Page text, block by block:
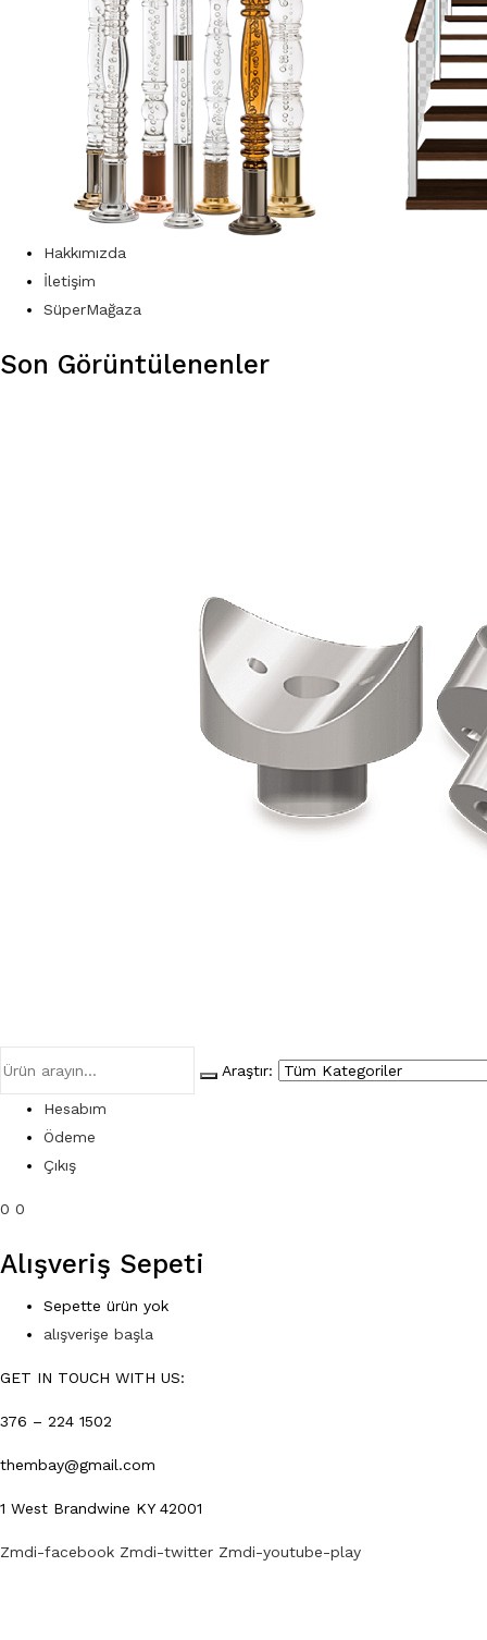
Hakkımızda
İletişim
SüperMağaza
Son Görüntülenenler
Araştır:
Hesabım
Ödeme
Çıkış
0 0
Alışveriş Sepeti
Sepette ürün yok
alışverişe başla
GET IN TOUCH WITH US:
376 – 224 1502
thembay@gmail.com
1 West Brandwine KY 42001
Zmdi-facebook Zmdi-twitter Zmdi-youtube-play